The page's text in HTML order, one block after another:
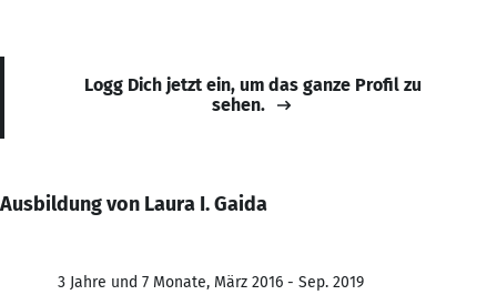
Logg Dich jetzt ein, um das ganze Profil zu
sehen.
Ausbildung von Laura I. Gaida
3 Jahre und 7 Monate, März 2016 - Sep. 2019